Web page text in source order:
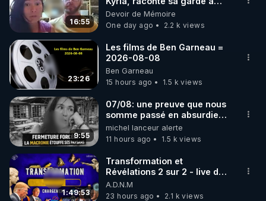
Rendez-vous sur http://rgnr.li/lechoubrave
code : REGENERE10
▶ 30 jours gratuit sur l’application de méditation et
de bien-être ENVOL :
Rendez-vous sur https://www.envol.app/code
le code : REGENERE
16:55
vue musclée. PARTAGEZ!
Devoir de Mémoire
One day ago
2.2 k views
23:26
Les films de Ben Garneau =
2026-08-08
Ben Garneau
15 hours ago
1.5 k views
9:55
07/08: une preuve que nous
somme passé en absurdie
une dictature qui veut faire
taire ses opposant !
michel lanceur alerte
11 hours ago
1.5 k views
1:49:53
Transformation et
Révélations 2 sur 2 - live du
07/08/26
A.D.N.M
23 hours ago
2.1 k views